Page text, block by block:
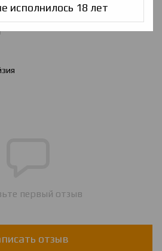
исполнилось 18 лет
первый отзыв
отзыв